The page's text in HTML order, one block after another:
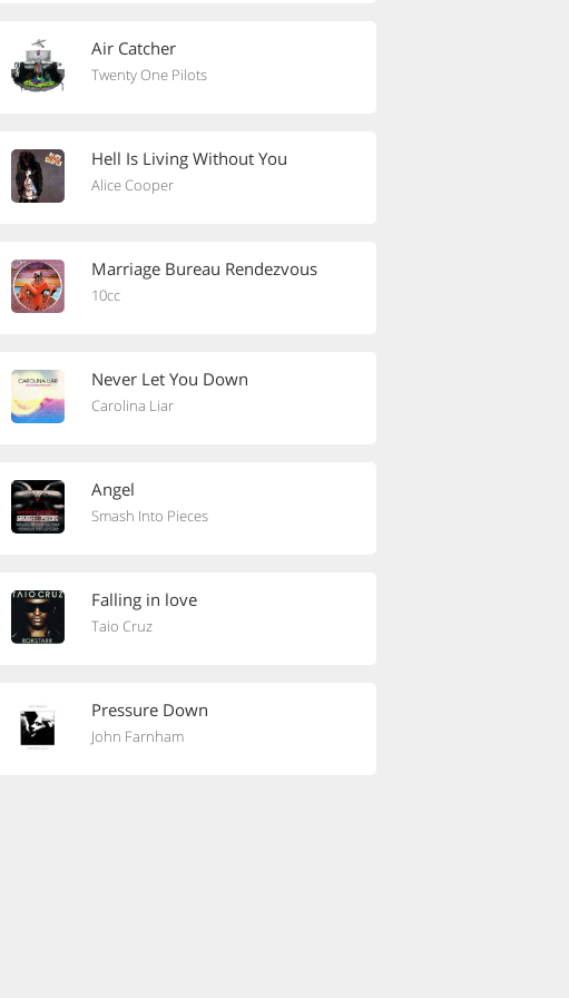
Air Catcher
Twenty One Pilots
Hell Is Living Without You
Alice Cooper
Marriage Bureau Rendezvous
10cc
Never Let You Down
Carolina Liar
Angel
Smash Into Pieces
Falling in love
Taio Cruz
Pressure Down
John Farnham